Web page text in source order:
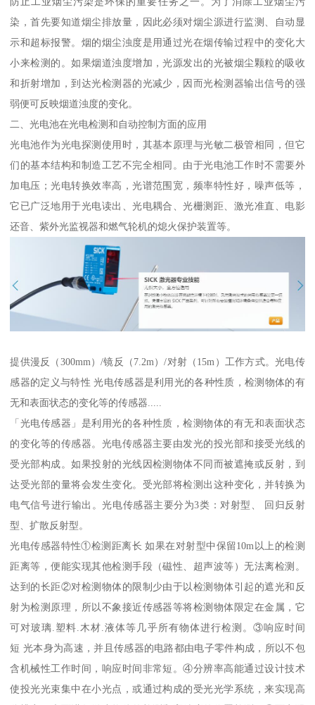
染，首先要知道烟尘排放量，因此必须对烟尘源进行监测、自动显
示和超标报警。烟的烟尘浊度是用通过光在烟传输过程中的变化大
小来检测的。如果烟道浊度增加，光源发出的光被烟尘颗粒的吸收
和折射增加，到达光检测器的光减少，因而光检测器输出信号的强
弱便可反映烟道浊度的变化。
二、光电池在光电检测和自动控制方面的应用
光电池作为光电探测使用时，其基本原理与光敏二极管相同，但它
们的基本结构和制造工艺不完全相同。由于光电池工作时不需要外
加电压；光电转换效率高，光谱范围宽，频率特性好，噪声低等，
它已广泛地用于光电读出、光电耦合、光栅测距、激光准直、电影
还音、紫外光监视器和燃气轮机的熄火保护装置等。
提供漫反（300mm）/镜反（7.2m）/对射（15m）工作方式。光电传
感器的定义与特性 光电传感器是利用光的各种性质，检测物体的有
无和表面状态的变化等的传感器.....
「光电传感器」是利用光的各种性质，检测物体的有无和表面状态
的变化等的传感器。光电传感器主要由发光的投光部和接受光线的
受光部构成。如果投射的光线因检测物体不同而被遮掩或反射，到
达受光部的量将会发生变化。受光部将检测出这种变化，并转换为
电气信号进行输出。光电传感器主要分为3类：对射型、 回归反射
型、扩散反射型。
光电传感器特性①检测距离长 如果在对射型中保留10m以上的检测
距离等，便能实现其他检测手段（磁性、超声波等）无法离检测。
达到的长距②对检测物体的限制少由于以检测物体引起的遮光和反
射为检测原理，所以不象接近传感器等将检测物体限定在金属，它
可对玻璃.塑料.木材.液体等几乎所有物体进行检测。③响应时间
短 光本身为高速，并且传感器的电路都由电子零件构成，所以不包
含机械性工作时间，响应时间非常短。④分辨率高能通过设计技术
使投光光束集中在小光点，或通过构成的受光光学系统，来实现高